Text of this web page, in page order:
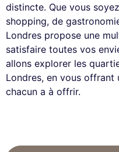
distincte. Que vous
shopping, de
Londres propose une
satisfaire toutes vos
allons explorer les
Londres, en vous
chacun a à offrir.